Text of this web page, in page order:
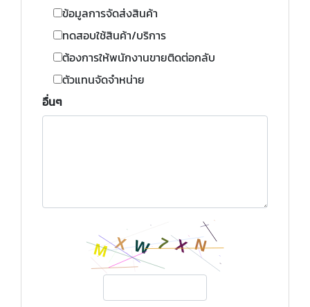
ข้อมูลการจัดส่งสินค้า
ทดสอบใช้สินค้า/บริการ
ต้องการให้พนักงานขายติดต่อกลับ
ตัวแทนจัดจำหน่าย
อื่นๆ